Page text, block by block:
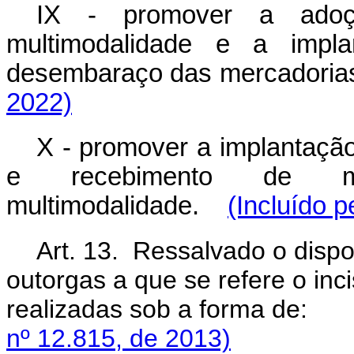
IX - promover a
multimodalidade e a
desembaraço das
2022)
X - promover a
e recebimento de
multimodalidade. (Incluído
Art. 13. Ressalvado o
outorgas a que se refere o
realizadas sob a
nº 12.815, de 2013)